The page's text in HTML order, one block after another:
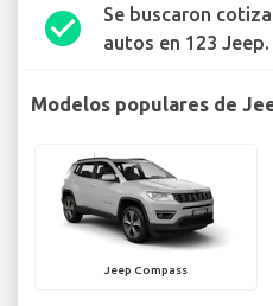
check_circle
Se buscaron
autos en 123 Jeep.
Modelos populares de
Jeep Compass